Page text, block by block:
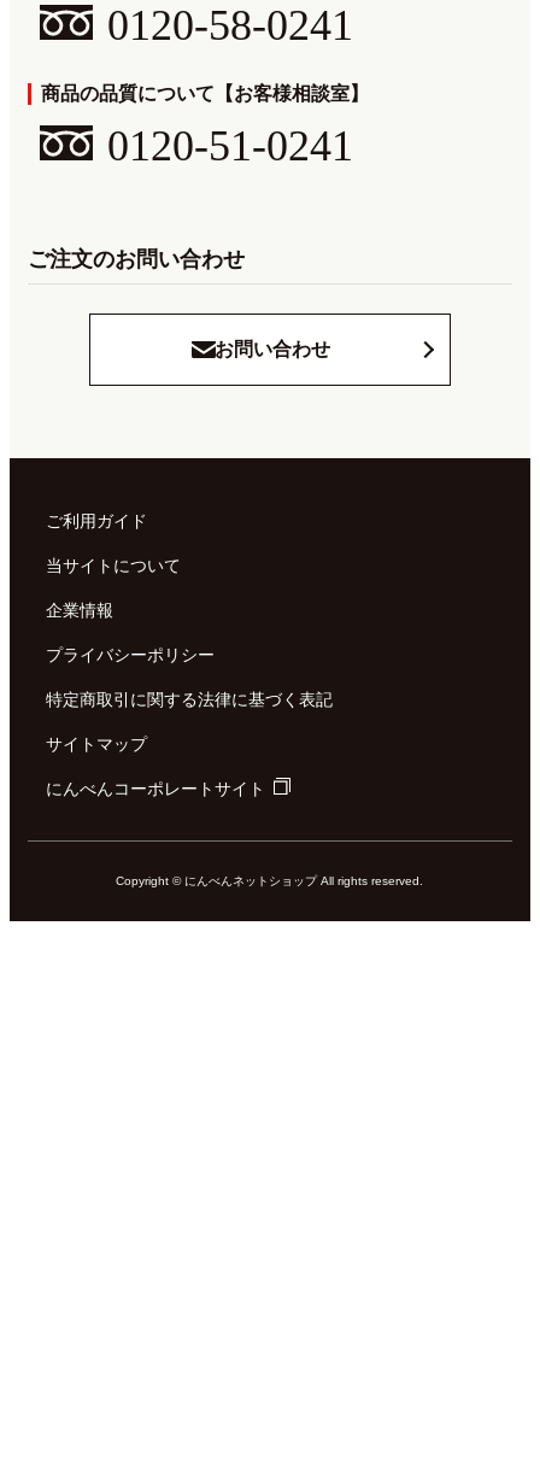
0120-58-0241
商品の品質について【お客様相談室】
0120-51-0241
ご注文のお問い合わせ
お問い合わせ
ご利用ガイド
当サイトについて
企業情報
プライバシーポリシー
特定商取引に関する法律に基づく表記
サイトマップ
にんべんコーポレートサイト
Copyright © にんべんネットショップ All rights reserved.